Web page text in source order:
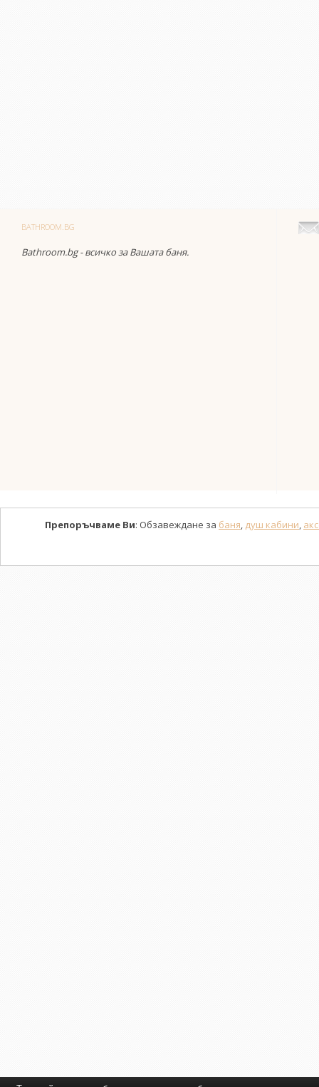
BATHROOM.BG
Bathroom.bg - всичко за Вашата баня.
Препоръчваме Ви: Обзавеждане за баня, душ кабини,